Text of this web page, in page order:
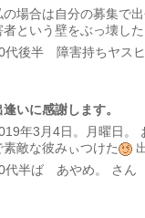
の場合は自分の募集で
者という壁をぶっ壊した
フィールを見ました。
れないの？」 私「そう
いていますよ。」 女性
で身体とか歩けるんだ
すよ。身体も歩けますよ
りとりではじまり 1度
りました。 女性がプロ
代後半 障害持ちヤス
逢いに感謝します。
年3月4日。月曜日。
素敵な彼みぃつけた
しています
先日、初
っくり色んな所へデート
代半ば あやめ。 さん